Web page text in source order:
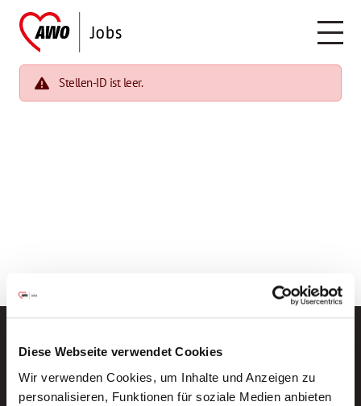
Diese Webseite verwendet Cookies
Wir verwenden Cookies, um Inhalte und Anzeigen zu
personalisieren, Funktionen für soziale Medien anbieten
Stellen-ID ist leer.
Neue Stellen per E-Mail.